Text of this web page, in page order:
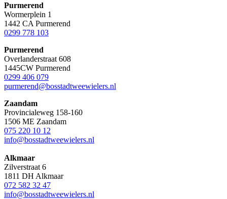
Purmerend
Wormerplein 1
1442 CA Purmerend
0299 778 103
Purmerend
Overlanderstraat 608
1445CW Purmerend
0299 406 079
purmerend@bosstadtweewielers.nl
Zaandam
Provincialeweg 158-160
1506 ME Zaandam
075 220 10 12
info@bosstadtweewielers.nl
Alkmaar
Zilverstraat 6
1811 DH Alkmaar
072 582 32 47
info@bosstadtweewielers.nl